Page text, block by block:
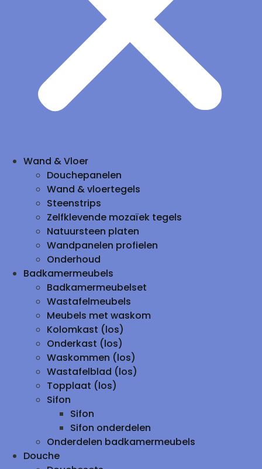
Wand & Vloer
Douchepanelen
Wand & vloertegels
Steenstrips
Zelfklevende mozaïek tegels
Natuursteen platen
Wandpanelen profielen
Onderhoud
Badkamermeubels
Badkamermeubelset
Wastafelmeubels
Meubels met waskom
Kolomkast (los)
Onderkast (los)
Waskommen (los)
Wastafelblad (los)
Topplaat (los)
Sifon
Sifon
Sifon onderdelen
Onderdelen badkamermeubels
Douche